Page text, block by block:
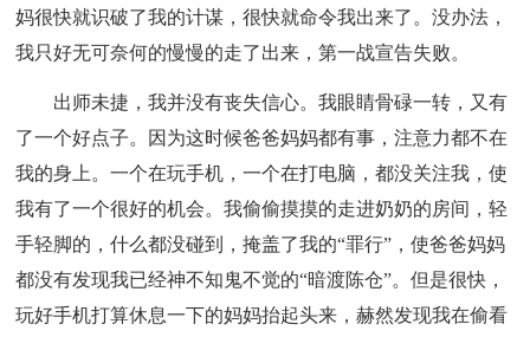
妈很快就识破了我的计谋，很快就命令我出来了。没办法，
我只好无可奈何的慢慢的走了出来，第一战宣告失败。
出师未捷，我并没有丧失信心。我眼睛骨碌一转，又有
了一个好点子。因为这时候爸爸妈妈都有事，注意力都不在
我的身上。一个在玩手机，一个在打电脑，都没关注我，使
我有了一个很好的机会。我偷偷摸摸的走进奶奶的房间，轻
手轻脚的，什么都没碰到，掩盖了我的“罪行”，使爸爸妈妈
都没有发现我已经神不知鬼不觉的“暗渡陈仓”。但是很快，
玩好手机打算休息一下的妈妈抬起头来，赫然发现我在偷看